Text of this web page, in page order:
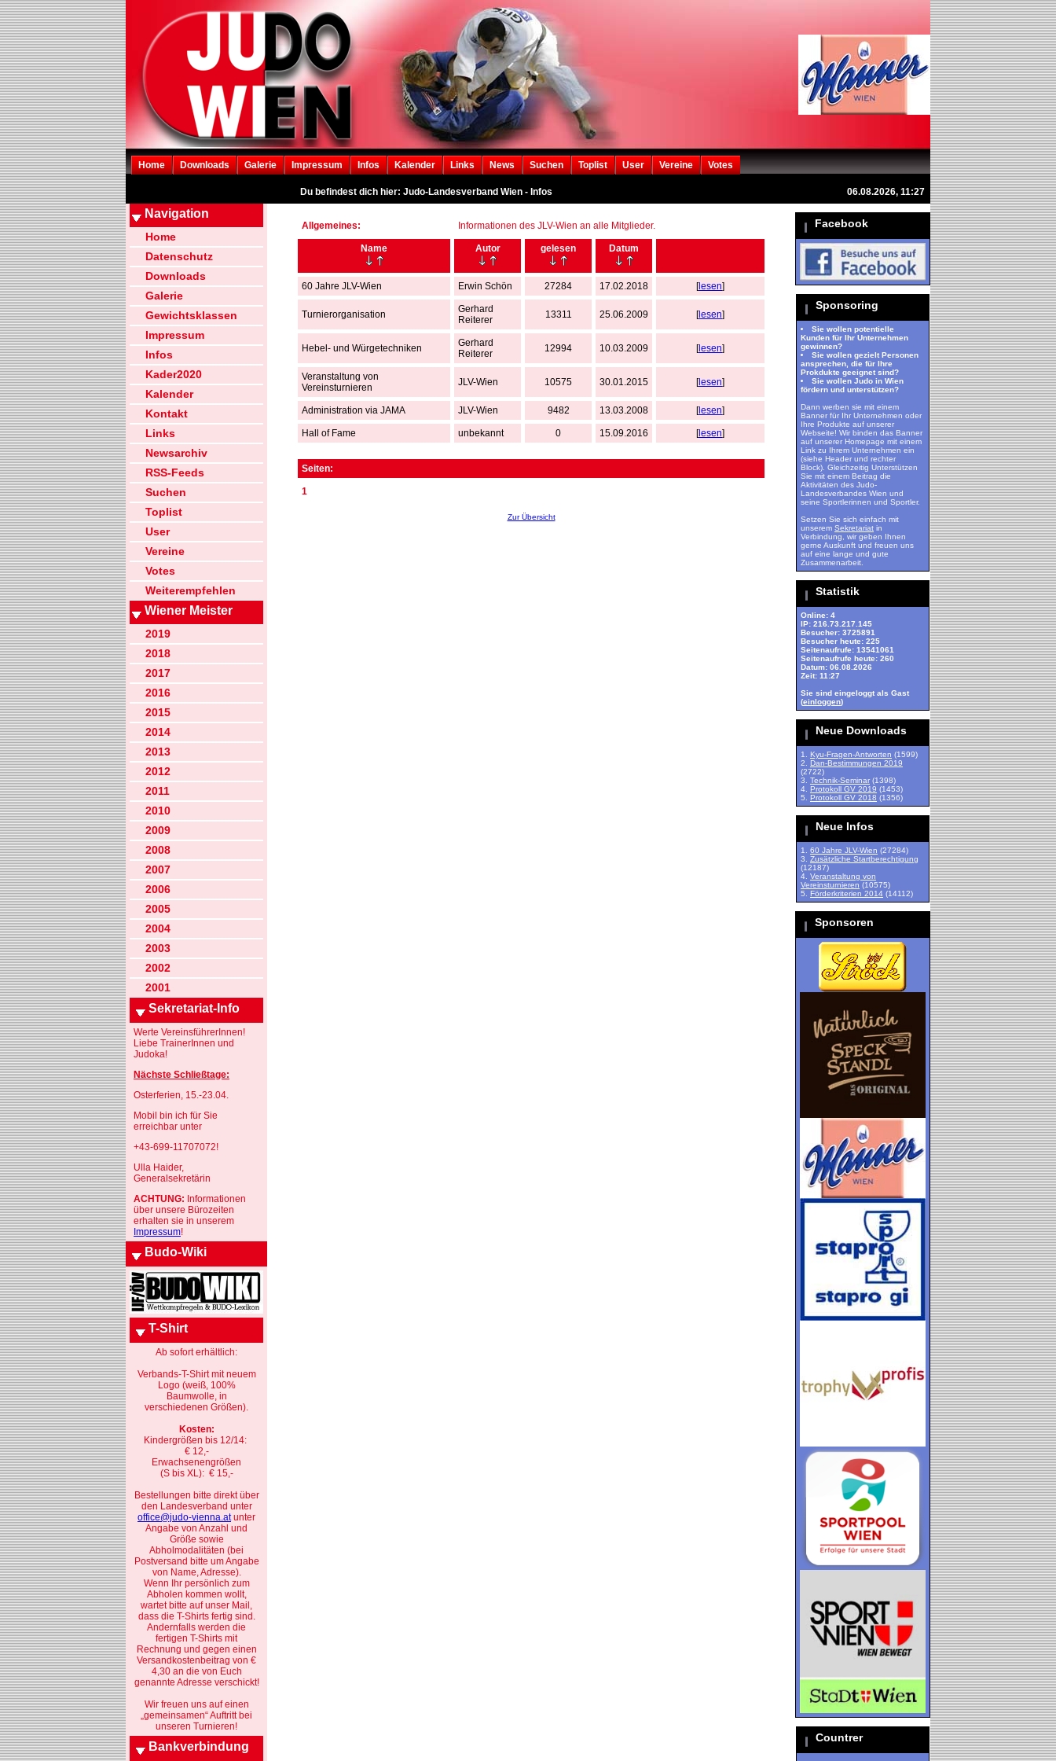
Home Downloads Galerie Impressum Infos Kalender Links News Suchen Toplist User Vereine Votes
Du befindest dich hier: Judo-Landesverband Wien - Infos 06.08.2026, 11:27
Navigation
Home
Datenschutz
Downloads
Galerie
Gewichtsklassen
Impressum
Infos
Kader2020
Kalender
Kontakt
Links
Newsarchiv
RSS-Feeds
Suchen
Toplist
User
Vereine
Votes
Weiterempfehlen
Wiener Meister
2019
2018
2017
2016
2015
2014
2013
2012
2011
2010
2009
2008
2007
2006
2005
2004
2003
2002
2001
Sekretariat-Info
Werte VereinsführerInnen!
Liebe TrainerInnen und
Judoka!
Nächste Schließtage:
Osterferien, 15.-23.04.
Mobil bin ich für Sie
erreichbar unter
+43-699-11707072!
Ulla Haider,
Generalsekretärin
ACHTUNG: Informationen
über unsere Bürozeiten
erhalten sie in unserem
Impressum!
Budo-Wiki
T-Shirt
Ab sofort erhältlich:
Verbands-T-Shirt mit neuem
Logo (weiß, 100%
Baumwolle, in
verschiedenen Größen).
Kosten:
Kindergrößen bis 12/14:
€ 12,-
Erwachsenengrößen
(S bis XL): € 15,-
Bestellungen bitte direkt über
den Landesverband unter
office@judo-vienna.atunter
Angabe von Anzahl und
Größe sowie
Abholmodalitäten (bei
Postversand bitte um Angabe
von Name, Adresse).
Wenn Ihr persönlich zum
Abholen kommen wollt,
wartet bitte auf unser Mail,
dass die T-Shirts fertig sind.
Andernfalls werden die
fertigen T-Shirts mit
Rechnung und gegen einen
Versandkostenbeitrag von €
4,30 an die von Euch
genannte Adresse verschickt!
Wir freuen uns auf einen
„gemeinsamen“ Auftritt bei
unseren Turnieren!
Bankverbindung
Allgemeines: Informationen des JLV-Wien an alle Mitglieder.
Name Autor gelesen Datum
60 Jahre JLV-Wien Erwin Schön 27284 17.02.2018 [lesen]
Turnierorganisation
Gerhard
Reiterer
13311 25.06.2009 [lesen]
Hebel- und Würgetechniken
Gerhard
Reiterer
12994 10.03.2009 [lesen]
Veranstaltung von
Vereinsturnieren
JLV-Wien 10575 30.01.2015 [lesen]
Administration via JAMA JLV-Wien 9482 13.03.2008 [lesen]
Hall of Fame unbekannt 0 15.09.2016 [lesen]
Seiten:
1
Zur Übersicht
Facebook
Sponsoring
Sie wollen potentielle
Kunden für Ihr Unternehmen
gewinnen?
Sie wollen gezielt Personen
ansprechen, die für Ihre
Prokdukte geeignet sind?
Sie wollen Judo in Wien
fördern und unterstützen?
Dann werben sie mit einem
Banner für Ihr Unternehmen oder
Ihre Produkte auf unserer
Webseite! Wir binden das Banner
auf unserer Homepage mit einem
Link zu Ihrem Unternehmen ein
(siehe Header und rechter
Block). Gleichzeitig Unterstützen
Sie mit einem Beitrag die
Aktivitäten des Judo-
Landesverbandes Wien und
seine Sportlerinnen und Sportler.
Setzen Sie sich einfach mit
unserem Sekretariat in
Verbindung, wir geben Ihnen
gerne Auskunft und freuen uns
auf eine lange und gute
Zusammenarbeit.
Statistik
Online: 4
IP: 216.73.217.145
Besucher: 3725891
Besucher heute: 225
Seitenaufrufe: 13541061
Seitenaufrufe heute: 260
Datum: 06.08.2026
Zeit: 11:27
Sie sind eingeloggt als Gast
(einloggen)
Neue Downloads
1. Kyu-Fragen-Antworten (1599)
2. Dan-Bestimmungen 2019
(2722)
3. Technik-Seminar (1398)
4. Protokoll GV 2019 (1453)
5. Protokoll GV 2018 (1356)
Neue Infos
1. 60 Jahre JLV-Wien (27284)
3. Zusätzliche Startberechtigung
(12187)
4. Veranstaltung von
Vereinsturnieren (10575)
5. Förderkriterien 2014 (14112)
Sponsoren
Countrer